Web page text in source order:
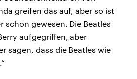
greifen das auf, aber so ist
schon gewesen. Die Beatles
aufgegriffen, aber
sagen, dass die Beatles wie